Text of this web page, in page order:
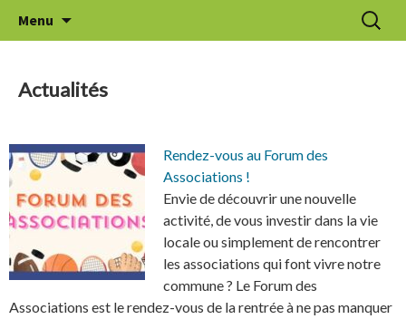
Le Thuit de l'Oison
Menu
Actualités
Rendez-vous au Forum des
Associations !
Envie de découvrir une nouvelle
activité, de vous investir dans la vie
locale ou simplement de rencontrer
les associations qui font vivre notre
commune ? Le Forum des
Associations est le rendez-vous de la rentrée à ne pas manquer